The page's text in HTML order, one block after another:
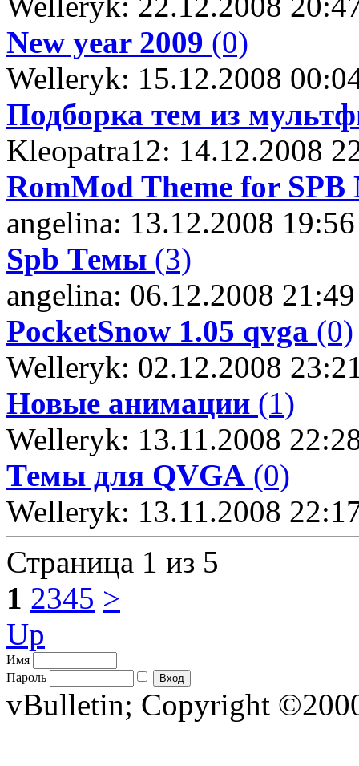
New year 2009 (0)
Welleryk: 15.12.2008
Подборка тем из
Kleopatra12: 14.12.2008
RomMod Theme for SPB
angelina: 13.12.2008 19:56
Spb Темы (3)
angelina: 06.12.2008 21:49
PocketSnow 1.05 qvga (0)
Welleryk: 02.12.2008
Новые анимации (1)
Welleryk: 13.11.2008
Темы для QVGA (0)
Welleryk: 13.11.2008
Страница 1 из 5
1 2345 >
Up
Имя
Пароль
vBulletin; Copyright